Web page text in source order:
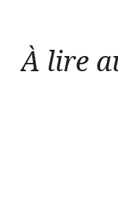
À lire